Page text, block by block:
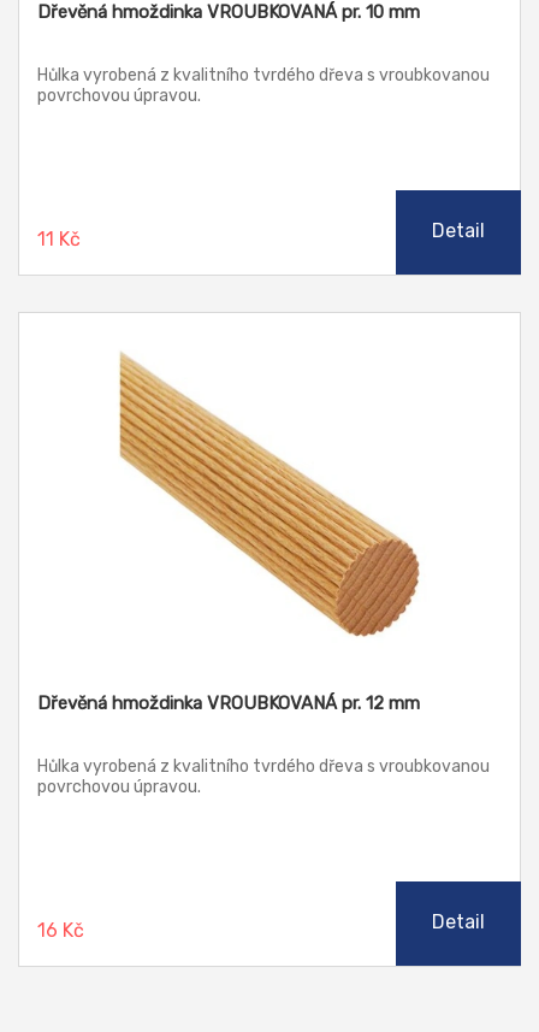
Dřevěná hmoždinka VROUBKOVANÁ pr. 10 mm
Hůlka vyrobená z kvalitního tvrdého dřeva s vroubkovanou
povrchovou úpravou.
11 Kč Detail
Dřevěná hmoždinka VROUBKOVANÁ pr. 12 mm
Hůlka vyrobená z kvalitního tvrdého dřeva s vroubkovanou
povrchovou úpravou.
16 Kč Detail